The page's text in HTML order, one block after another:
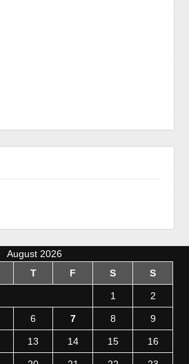
August 2026
T F S S
1 2
6 7 8 9
13 14 15 16